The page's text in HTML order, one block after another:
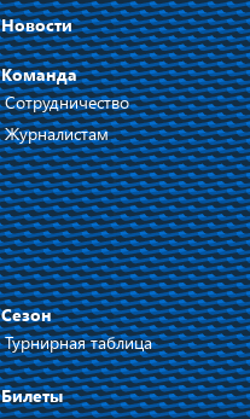
Новости
Команда
Сотрудничество
Журналистам
Сезон
Турнирная таблица
Билеты